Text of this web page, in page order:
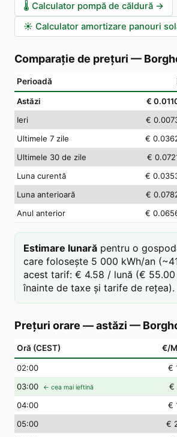
🌡️ Calculator pompă de căldură →
☀️ Calculator amortizare panouri
Comparație de prețuri —
Perioadă
Astăzi €
Ieri
€
Ultimele 7 zile
€
Ultimele 30 de zile
€
Luna curentă
€
Luna anterioară
€
Anul anterior
€
Estimare lunară pentru o
care folosește 5 000 kWh/an
acest tarif: € 4.58 / lună (€
înainte de taxe și tarife de rețea).
Prețuri orare — astăzi —
Oră (CEST) €/
02:00 €
03:00 ← cea mai ieftină €
04:00 €
05:00 €